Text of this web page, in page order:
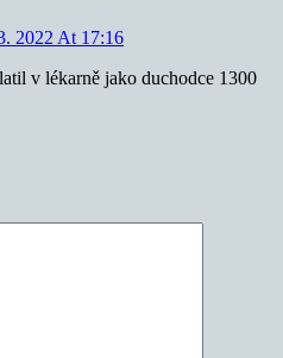
2022 At 17:16
v lékarně jako duchodce 1300